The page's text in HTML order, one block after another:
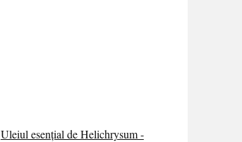
Uleiul esențial de Helichrysum -